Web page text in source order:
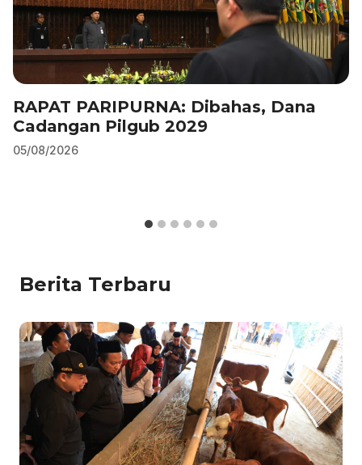
RAPAT PARIPURNA: Dibahas, Dana
Cadangan Pilgub 2029
05/08/2026
Berita Terbaru